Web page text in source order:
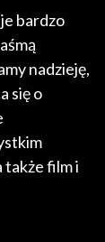
bardzo
nadzieję,
się o
także film i